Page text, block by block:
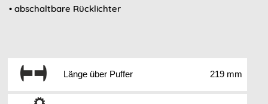
• abschaltbare Rücklichter
Länge über Puffer 219 mm